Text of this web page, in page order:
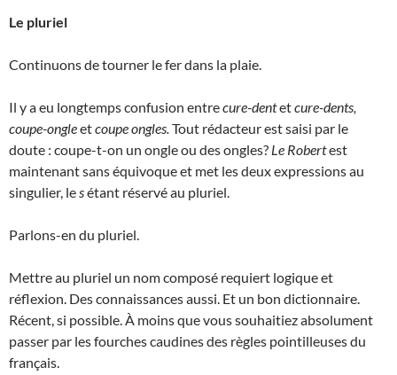
Le pluriel
Continuons de tourner le fer dans la plaie.
Il y a eu longtemps confusion entrecure-dentetcure-dents,
coupe-ongleetcoupe ongles.Tout rédacteur est saisi par le
doute : coupe-t-on un ongle ou des ongles? Le Robertest
maintenant sans équivoque et met les deux expressions au
singulier, lesétant réservé au pluriel.
Parlons-en du pluriel.
Mettre au pluriel un nom composé requiert logique et
réflexion. Des connaissances aussi. Et un bon dictionnaire.
Récent, si possible. À moins que vous souhaitiez absolument
passer par les fourches caudines des règles pointilleuses du
français.